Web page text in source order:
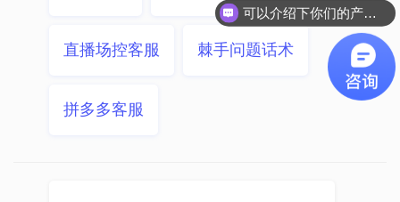
直播场控客服 棘手问题话术
拼多多客服
可以介绍下你们的产品么？